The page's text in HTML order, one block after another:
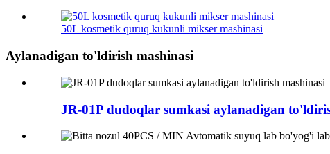
50L kosmetik quruq kukunli mikser mashinasi
Aylanadigan to'ldirish mashinasi
JR-01P dudoqlar sumkasi aylanadigan